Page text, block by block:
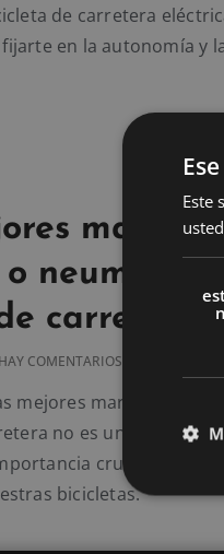
de carretera
en la autonomía y
marcas
carretera
COMENTARIOS
mejores marcas de
no es una decisión
crucial para
bicicletas.
Este